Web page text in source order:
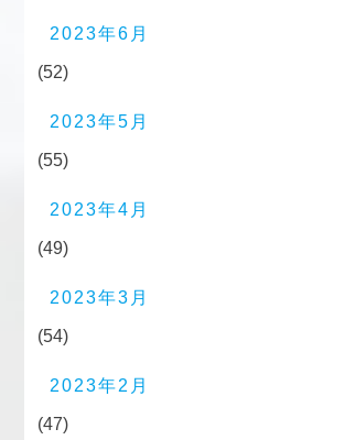
2023年6月
(52)
2023年5月
(55)
2023年4月
(49)
2023年3月
(54)
2023年2月
(47)